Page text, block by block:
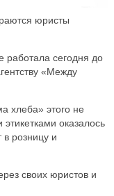
юристы
сегодня до
«Между
хлеба» этого не
оказалось
розницу и
своих юристов и